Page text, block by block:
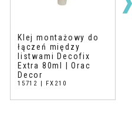
Klej montażowy do
łączeń między
listwami Decofix
Extra 80ml | Orac
Decor
15712 | FX210